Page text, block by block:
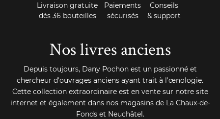
Livraison gratuite
dès 36 bouteilles
Paiements
sécurisés
Conseils
& support
Nos livres anciens
Depuis toujours, Dany Pochon est un passionné et
chercheur d'ouvrages anciens ayant trait à l'œnologie.
Cette collection extraordinaire est en vente sur notre site
internet et également dans nos magasins de La Chaux-de-
Fonds et Neuchâtel.